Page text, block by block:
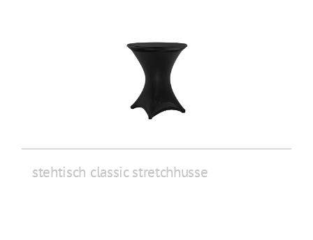
stehtisch classic stretchhusse